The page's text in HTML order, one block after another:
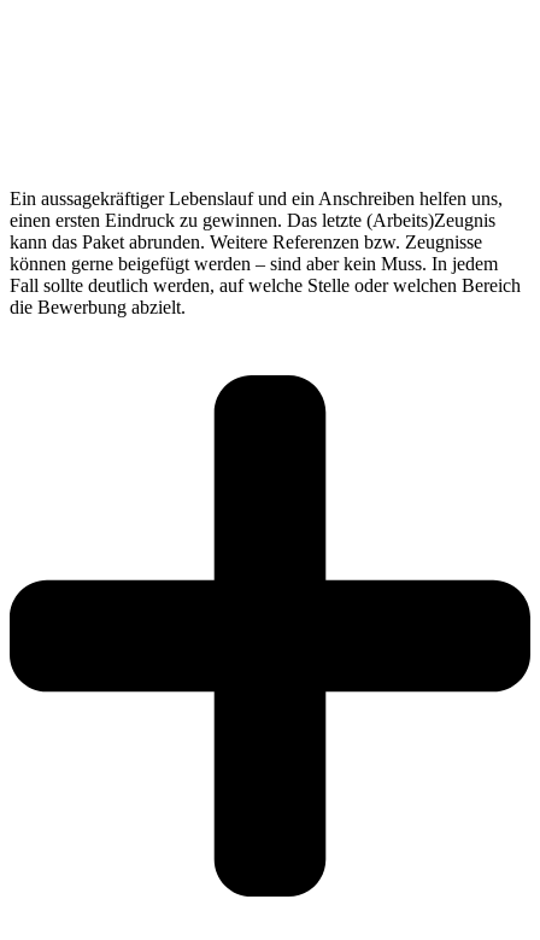
Ein aussagekräftiger Lebenslauf und ein Anschreiben helfen uns,
einen ersten Eindruck zu gewinnen. Das letzte (Arbeits)Zeugnis
kann das Paket abrunden. Weitere Referenzen bzw. Zeugnisse
können gerne beigefügt werden – sind aber kein Muss. In jedem
Fall sollte deutlich werden, auf welche Stelle oder welchen Bereich
die Bewerbung abzielt.